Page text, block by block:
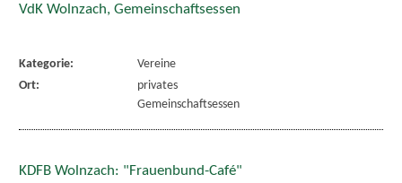
VdK Wolnzach, Gemeinschaftsessen
Kategorie:
Vereine
Ort:
privates
Gemeinschaftsessen
KDFB Wolnzach: "Frauenbund-Café"